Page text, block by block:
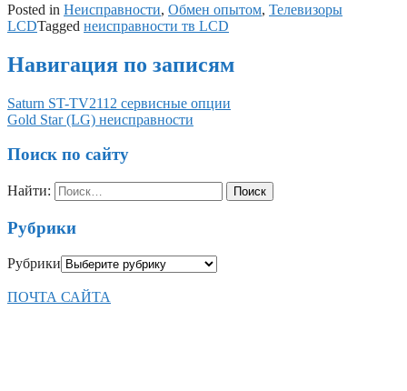
Posted in Неисправности, Обмен опытом, Телевизоры
LCDTagged неисправности тв LCD
Навигация по записям
Saturn ST-TV2112 сервисные опции
Gold Star (LG) неисправности
Поиск по сайту
Найти:
Рубрики
Рубрики
ПОЧТА САЙТА